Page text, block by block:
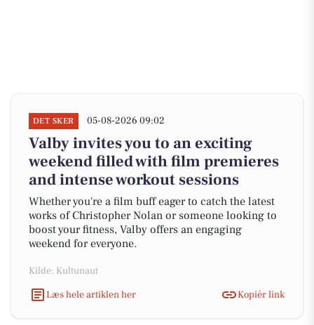
DET SKER 05-08-2026 09:02
Valby invites you to an exciting
weekend filled with film premieres
and intense workout sessions
Whether you're a film buff eager to catch the latest
works of Christopher Nolan or someone looking to
boost your fitness, Valby offers an engaging
weekend for everyone.
Kilde: Kultunaut
Læs hele artiklen her
Kopiér link